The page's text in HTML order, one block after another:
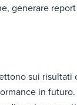
generare
sui risultati
in